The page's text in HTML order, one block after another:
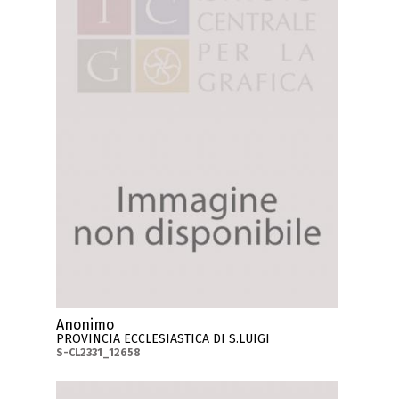
Anonimo
PROVINCIA ECCLESIASTICA DI S.LUIGI
S-CL2331_12658